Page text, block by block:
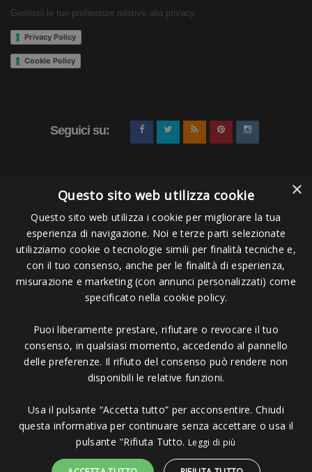
Gestisci le tue preferenze relative alla privacy
Privacy Policy
Cookie Policy
Seguici su:
Pagamenti Accettati
Copyright © 2006 - 2023 -
Massa MS - Tel 0585026137 - P.IVA 01151030457 - REA MS 117168
×
Questo sito web utilizza cookie
Questo sito web utilizza i cookie per migliorare la tua
esperienza di navigazione. Noi e terze parti selezionate
utilizziamo cookie o tecnologie simili per finalità tecniche e,
con il tuo consenso, anche per le finalità di esperienza,
misurazione e marketing (con annunci personalizzati) come
specificato nella cookie policy.
Puoi liberamente prestare, rifiutare o revocare il tuo
consenso, in qualsiasi momento, accedendo al pannello
delle preferenze. Il rifiuto del consenso può rendere non
disponibili le relative funzioni.
Usa il pulsante “Accetta tutto” per acconsentire. Chiudi
questa informativa per continuare senza accettare o usa il
pulsante "Rifiuta Tutto. Leggi di più